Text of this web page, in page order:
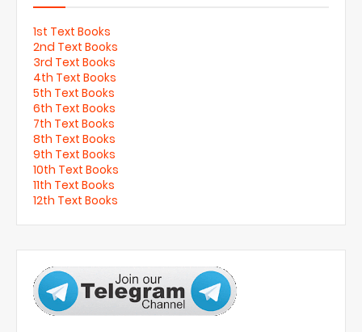
1st Text Books
2nd Text Books
3rd Text Books
4th Text Books
5th Text Books
6th Text Books
7th Text Books
8th Text Books
9th Text Books
10th Text Books
11th Text Books
12th Text Books